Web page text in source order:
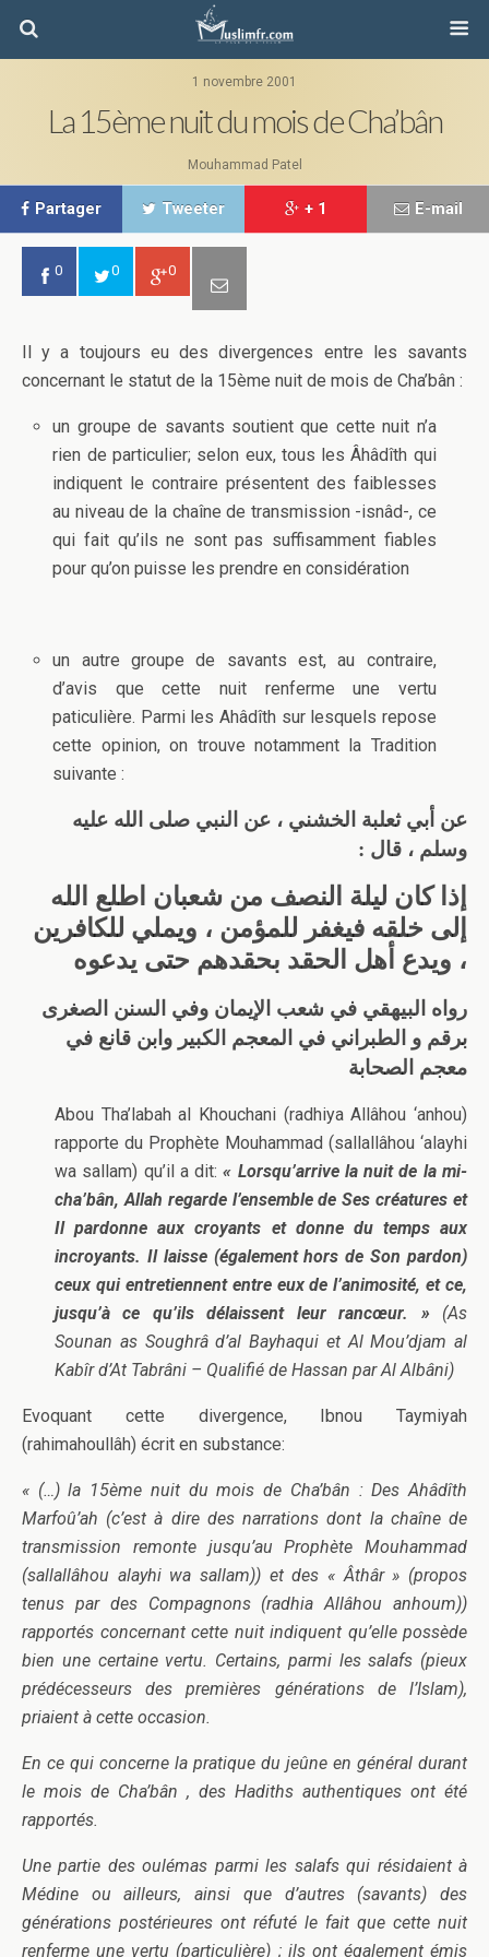
1 novembre 2001
La 15ème nuit du mois de Cha’bân
Mouhammad Patel
Partager Tweeter + 1 E-mail
0 0 0
Il y a toujours eu des divergences entre les savants
concernant le statut de la 15ème nuit de mois de Cha’bân :
un groupe de savants soutient que cette nuit n’a
rien de particulier; selon eux, tous les Âhâdîth qui
indiquent le contraire présentent des faiblesses
au niveau de la chaîne de transmission -isnâd-, ce
qui fait qu’ils ne sont pas suffisamment fiables
pour qu’on puisse les prendre en considération
un autre groupe de savants est, au contraire,
d’avis que cette nuit renferme une vertu
paticulière. Parmi les Ahâdîth sur lesquels repose
cette opinion, on trouve notamment la Tradition
suivante :
عن أبي ثعلبة الخشني ، عن النبي صلى الله عليه
وسلم ، قال :
إذا كان ليلة النصف من شعبان اطلع الله
إلى خلقه فيغفر للمؤمن ، ويملي للكافرين
، ويدع أهل الحقد بحقدهم حتى يدعوه
رواه البيهقي في شعب الإيمان وفي السنن الصغرى
برقم و الطبراني في المعجم الكبير وابن قانع في
معجم الصحابة
Abou Tha’labah al Khouchani (radhiya Allâhou ‘anhou)
rapporte du Prophète Mouhammad (sallallâhou ‘alayhi
wa sallam) qu’il a dit:« Lorsqu’arrive la nuit de la mi-
cha’bân, Allah regarde l’ensemble de Ses créatures et
Il pardonne aux croyants et donne du temps aux
incroyants. Il laisse (également hors de Son pardon)
ceux qui entretiennent entre eux de l’animosité, et ce,
jusqu’à ce qu’ils délaissent leur rancœur. » (As
Sounan as Soughrâ d’al Bayhaqui et Al Mou’djam al
Kabîr d’At Tabrâni – Qualifié de Hassan par Al Albâni)
Evoquant cette divergence, Ibnou Taymiyah
(rahimahoullâh) écrit en substance:
« (…) la 15ème nuit du mois de Cha’bân : Des Ahâdîth
Marfoû’ah (c’est à dire des narrations dont la chaîne de
transmission remonte jusqu’au Prophète Mouhammad
(sallallâhou alayhi wa sallam)) et des « Âthâr » (propos
tenus par des Compagnons (radhia Allâhou anhoum))
rapportés concernant cette nuit indiquent qu’elle possède
bien une certaine vertu. Certains, parmi les salafs (pieux
prédécesseurs des premières générations de l’Islam),
priaient à cette occasion.
En ce qui concerne la pratique du jeûne en général durant
le mois de Cha’bân , des Hadiths authentiques ont été
rapportés.
Une partie des oulémas parmi les salafs qui résidaient à
Médine ou ailleurs, ainsi que d’autres (savants) des
générations postérieures ont réfuté le fait que cette nuit
renferme une vertu (particulière) ; ils ont également émis